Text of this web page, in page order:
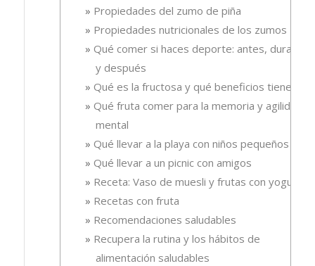
Propiedades del zumo de piña
Propiedades nutricionales de los zumos
Qué comer si haces deporte: antes, durante
y después
Qué es la fructosa y qué beneficios tiene
Qué fruta comer para la memoria y agilidad
mental
Qué llevar a la playa con niños pequeños
Qué llevar a un picnic con amigos
Receta: Vaso de muesli y frutas con yogur.
Recetas con fruta
Recomendaciones saludables
Recupera la rutina y los hábitos de
alimentación saludables